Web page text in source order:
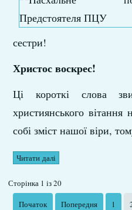
сестри!
Христос воскрес!
Ці короткі слова
християнського вітання
собі зміст нашої віри,
Читати далі
Сторінка 1 із 20
Початок
Попередня 1